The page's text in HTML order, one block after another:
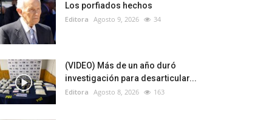
Los porfiados hechos
Editora Agosto 9, 2026 34
(VIDEO) Más de un año duró
investigación para desarticular...
Editora Agosto 8, 2026 163